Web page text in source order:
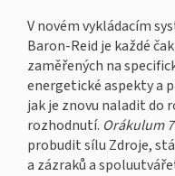
V novém vykládacím
Baron-Reid je každé
zaměřených na
energetické aspekty a
jak je znovu naladit do
rozhodnutí. Orákulum
probudit sílu Zdroje,
a zázraků a